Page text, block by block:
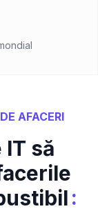
AFACERI
să
: